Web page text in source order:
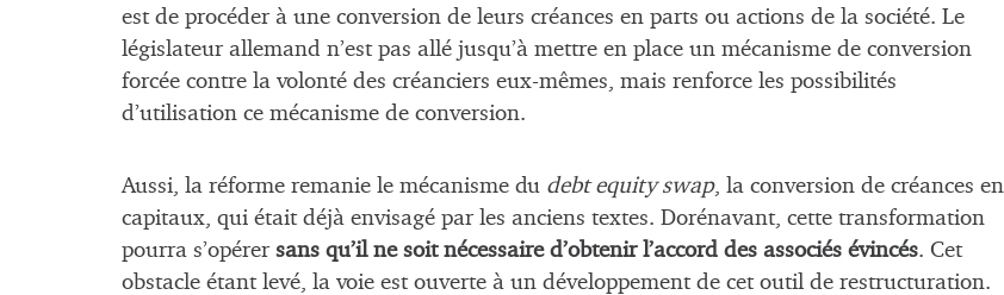
est de procéder à une conversion de leurs créances en parts ou actions de la société. Le
législateur allemand n’est pas allé jusqu’à mettre en place un mécanisme de conversion
forcée contre la volonté des créanciers eux-mêmes, mais renforce les possibilités
d’utilisation ce mécanisme de conversion.
Aussi, la réforme remanie le mécanisme du debt equity swap, la conversion de créances en
capitaux, qui était déjà envisagé par les anciens textes. Dorénavant, cette transformation
pourra s’opérer sans qu’il ne soit nécessaire d’obtenir l’accord des associés évincés. Cet
obstacle étant levé, la voie est ouverte à un développement de cet outil de restructuration.